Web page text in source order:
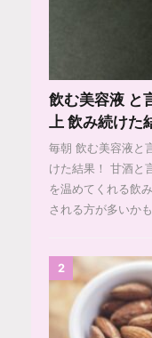
飲む美容液 と
上 飲み続けた
毎朝 飲む美容液と
けた結果！ 甘酒と
を温めてくれる飲
される方が多いか
2